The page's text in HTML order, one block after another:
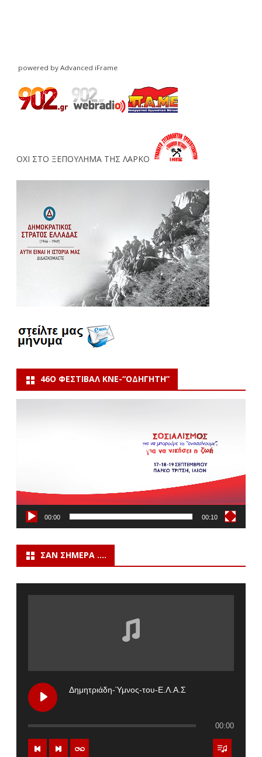
powered by Advanced iFrame
ΟΧΙ ΣΤΟ ΞΕΠΟΥΛΗΜΑ ΤΗΣ ΛΑΡΚΟ
46Ο ΦΕΣΤΙΒΆΛ ΚΝΕ-“ΟΔΗΓΗΤΗ”
Πρόγραμμα
00:00 00:10
ΣΑΝ ΣΉΜΕΡΑ ….
Δημητριάδη-Ύμνος-του-Ε.Λ.Α.Σ
00:00